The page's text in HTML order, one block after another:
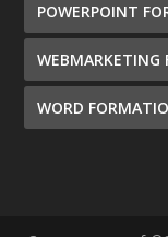
POWERPOINT
WEBMARKETING
WORD